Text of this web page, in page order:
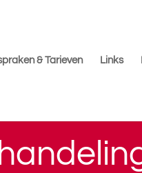
& Tarieven Links